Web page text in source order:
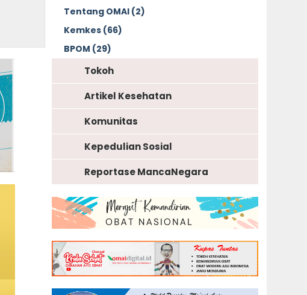
Tentang OMAI (2)
Kemkes (66)
BPOM (29)
Tokoh
Artikel Kesehatan
Komunitas
Kepedulian Sosial
Reportase MancaNegara